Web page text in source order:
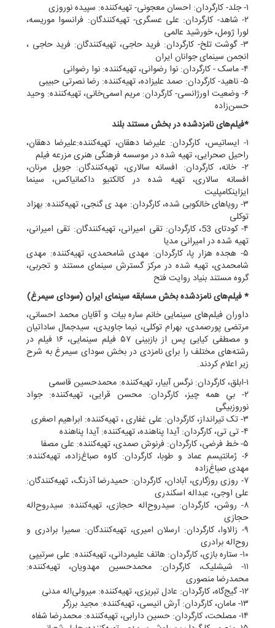
۱- جلد- کارگردان: احسان معجونی- تهیه‌کننده: سپیده نوروزی
۲- شاهد- کارگردان: علی عسگری- تهیه‌کنندگان: فرانسوا موریسه،
لورا ژومل، خورشید عالمی
۳- گوشت تلخ- کارگردان: فرید حاجی، تهیه‌کنندگان: فرید حاجی ،‌
انجمن سینمای جوانان ایران
۴- ماسک - کارگردان: نوا رضوانی، تهیه‌کننده: نوا رضوانی
۵- ناهید- کارگردان: صمد علیزاده، تهیه‌کننده: رضا نصرتی حبیبی
۶- وضعیت اورژانسی- کارگردان: مریم اسمی‌خانی، تهیه‌کننده: وحید
حسن‌زاده
*فیلم‌های نامزدشده در بخش مستند بلند
۱- ایساتیس، کارگردان: علیرضا دهقان، تهیه‌کننده:علیرضا دهقان،
راحیل صحرایی، تهیه شده در موسسه فرهنگی هنری مزرعه فیلم
۲- خانه، کارگردان: افسانه سالاری، تهیه‌کنندگان: جویل مرنان،
افسانه سالاری، تهیه شده در کالکتیو داکمانیاکس، سینما
ایزاینکامپلیت
۳- رویاهای خالکوبی شده، کارگردان: مهد ی گنجی، تهیه‌کننده: بهزاد
توکلی
۴- کودتای 53، کارگردان: تقی امیرانی، تهیه‌کنندگان: تقی امیرانی،‌
تهیه شده در امیرانی مدیا
۵- هجده هزار پا، کارگردان: مهدی شامحمدی، تهیه‌کننده: مهدی
شامحمدی، تهیه شده در مرکز گسترش سینمای مستند و تجربی،
گروه مستند بنیاد روایت فتح
* فیلم‌های نامزدشده بخش مسابقه سینمای ایران (سودای سیمرغ)
داوران فیلم‌های سینمایی خانم ساره بیات و آقایان محمد احسانی،
مرتضی پورصمدی، بهرام توکلی، نیما جاویدی، سیدجمال ساداتیان
و مصطفی کیایی پس از بازبینی ۵۷ فیلم سینمایی، ۱۶ فیلم در
رشته‌های مختلف را برای نامزدی در بخش سودای سیمرغ به شرح
زیر اعلام کردند.
۱-ابلق، کارگردان: نرگس آبیار، تهیه‌کننده: محمدحسین قاسمی
۲- بیِ همه چیز، کارگردان: محسن قرایی، تهیه‌کننده: جواد
نوروزبیگی
۳- تک تیرانداز، کارگردان: علی غفاری ، تهیه‌کننده: ابراهیم اصغری
۴- تی تی، کارگردان: آیدا پناهنده، تهیه‌کننده: آیدا پناهنده
۵- خط فرضی، کارگردان: فرنوش صمدی، تهیه‌‌کننده: علی مصفا
۶- رُمانتیسم عماد و طوبا، کارگردان: کاوه صباغ‌زاده، تهیه‌کننده:
مهدی صباغ‌زاده
۷- روزی روزگاری، آبادان، کارگردان: حمیدرضا آذرنگ، تهیه‌کنندگان:
علی اوجی، عبداله اسکندری
۸- روشن، کارگردان: سیدروح‌اله حجازی، تهیه‌کننده: سیدروح‌اله
حجازی
۹- زالاوا، کارگردان: ارسلان امیری، تهیه‌کنندگان: سمیرا برادری و
روح‌اله برادری
۱۰- ستاره بازی، کارگردان: هاتف علیمردانی، تهیه‌کننده: علی سرتیپی
۱۱- شیشلیک، کارگردان: محمدحسین مهدویان، تهیه‌کننده:
محمدرضا منصوری
۱۲- گیج‌گاه، کارگردان: عادل تبریزی، تهیه‌کننده: میرولی‌اله مدنی
۱۳- مامان، کارگردان: آرش انیسی، تهیه‌کننده: مجید برزگر
۱۴- مصلحت، کارگردان: حسین دارابی، تهیه‌کننده: محمدرضا شفاه